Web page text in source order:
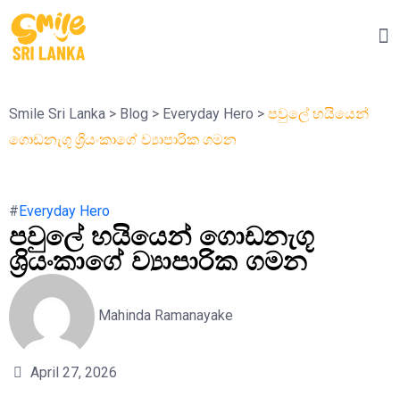
Smile Sri Lanka > Blog > Everyday Hero > පවුලේ හයියෙන්
ගොඩනැගූ ශ්‍රියංකාගේ ව්‍යාපාරික ගමන
#Everyday Hero
පවුලේ හයියෙන් ගොඩනැගූ
ශ්‍රියංකාගේ ව්‍යාපාරික ගමන
Mahinda Ramanayake
April 27, 2026